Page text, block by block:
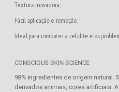
Textura inovadora;
Fácil aplicação e remoção;
Ideal para combater a celulite e os
CONSCIOUS SKIN SCIENCE
98% ingredientes de origem natural.
derivados animais, cores artificiais.